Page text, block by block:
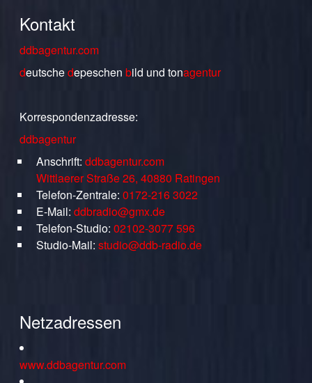
Kontakt
ddbagentur.com
deutschedepeschen bild undtonagentur
Korrespondenzadresse:
ddbagentur
Anschrift: ddbagentur.com
Wittlaerer Straße 26, 40880 Ratingen
Telefon-Zentrale: 0172-216 3022
E-Mail: ddbradio@gmx.de
Telefon-Studio: 02102-3077 596
Studio-Mail: studio@ddb-radio.de
Netzadressen
www.ddbagentur.com